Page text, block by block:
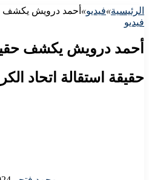
الرئيسية»فيديو» أحمد درويش يكشف
فيديو
أحمد درويش يكشف
حقيقة استقالة اتحاد